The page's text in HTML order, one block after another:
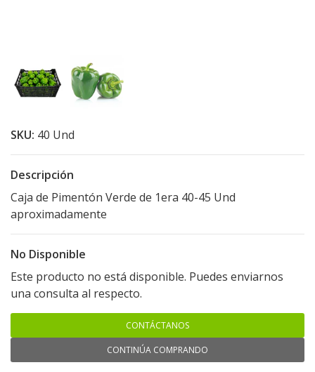
SKU: 40 Und
Descripción
Caja de Pimentón Verde de 1era 40-45 Und
aproximadamente
No Disponible
Este producto no está disponible. Puedes enviarnos
una consulta al respecto.
CONTÁCTANOS
CONTINÚA COMPRANDO